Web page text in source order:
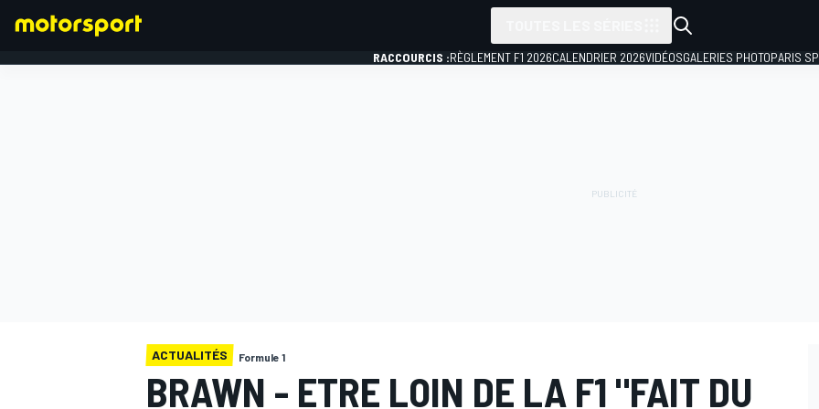
RACCOURCIS :RÈGLEMENT F1 2026CALENDRIER 2026VIDÉOSGALERIES PHOTOPARIS
ACTUALITÉS Formule 1
BRAWN - ETRE LOIN DE LA F1 "FAIT DU